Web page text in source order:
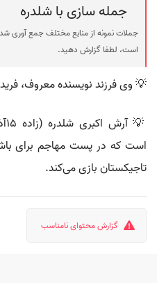
جمله سازی با شلدره
جملات نمونه از منابع مختلف جمع آوری
است، لطفا گزارش دهید.
💡 وی فرزند نویسنده معروف،
است که در پست مهاجم برای
تاجیکستان بازی می‌کند.
گزارش محتوای نامناسب